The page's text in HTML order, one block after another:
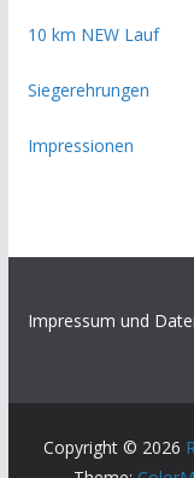
10 km NEW Lauf
Siegerehrungen
Impressionen
Impressum und
Copyright © 2026